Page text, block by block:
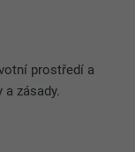
prostředí a
zásady.